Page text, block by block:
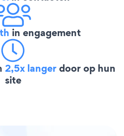
in engagement
2,5x langerdoor op hun
site